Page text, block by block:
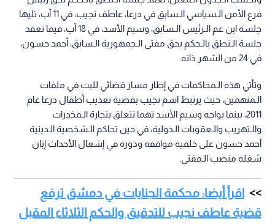
فرع الأمن الـسياسي الـسابق في درعا، عاطف نجيب، في 11 آب، تليها
جلسة ابن عم الـرئيس الـسابق، وسيم الأسد، في 18 آب، فيما تعقد
جلسة الـنطق بالـحكم بحق مفتي الـجمهورية الـسابق، أحمد حسون،
في 24 من الشهر ذاته.
وتأتي هذه الـمحاكمات في إطار مسار قضائي للبت في ملفات
الـمتهمين، حيث يرتبط اسم نجيب بقضية تعذيب أطفال درعا عام
2011، بينما يواجه وسيم الأسد تهما تتعلق بتجارة الـمخدرات
والـتهريب والـعقوبات الـدولية، في حين تحاكم الـشخصية الـدينية
أحمد حسون على خلفية مواقفه ودوره في إشعال الأحداث إبان
شغله منصب الـمفتي.
اقرأ أيضا: محكمة الجنايات في دمشق ترفع
قضية عاطف نجيب للتدقيق والحكم الثلاثاء المقبل